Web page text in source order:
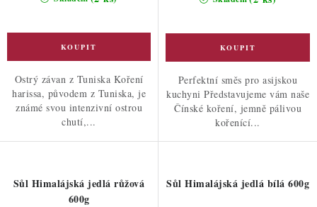
Ostrý závan z Tuniska Koření
harissa, původem z Tuniska, je
známé svou intenzivní ostrou
chutí,...
Perfektní směs pro asijskou
kuchyni Představujeme vám naše
Čínské koření, jemně pálivou
kořenící...
Sůl Himalájská jedlá růžová
600g
Sůl Himalájská jedlá bílá 600g